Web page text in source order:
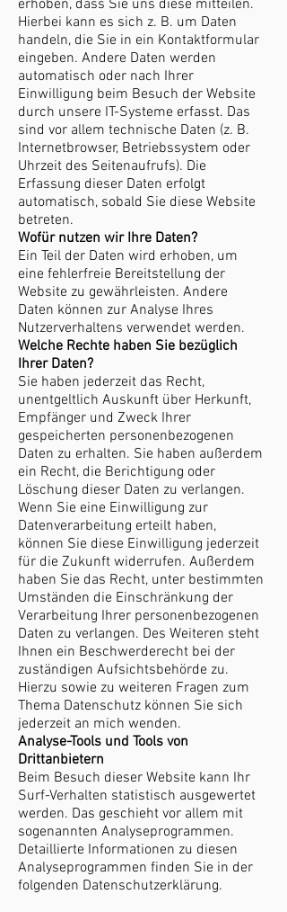
erhoben, dass Sie uns diese mitteilen.
Hierbei kann es sich z. B. um Daten
handeln, die Sie in ein Kontaktformular
eingeben. Andere Daten werden
automatisch oder nach Ihrer
Einwilligung beim Besuch der Website
durch unsere IT-Systeme erfasst. Das
sind vor allem technische Daten (z. B.
Internetbrowser, Betriebssystem oder
Uhrzeit des Seitenaufrufs). Die
Erfassung dieser Daten erfolgt
automatisch, sobald Sie diese Website
betreten.
Wofür nutzen wir Ihre Daten?
Ein Teil der Daten wird erhoben, um
eine fehlerfreie Bereitstellung der
Website zu gewährleisten. Andere
Daten können zur Analyse Ihres
Nutzerverhaltens verwendet werden.
Welche Rechte haben Sie bezüglich
Ihrer Daten?
Sie haben jederzeit das Recht,
unentgeltlich Auskunft über Herkunft,
Empfänger und Zweck Ihrer
gespeicherten personenbezogenen
Daten zu erhalten. Sie haben außerdem
ein Recht, die Berichtigung oder
Löschung dieser Daten zu verlangen.
Wenn Sie eine Einwilligung zur
Datenverarbeitung erteilt haben,
können Sie diese Einwilligung jederzeit
für die Zukunft widerrufen. Außerdem
haben Sie das Recht, unter bestimmten
Umständen die Einschränkung der
Verarbeitung Ihrer personenbezogenen
Daten zu verlangen. Des Weiteren steht
Ihnen ein Beschwerderecht bei der
zuständigen Aufsichtsbehörde zu.
Hierzu sowie zu weiteren Fragen zum
Thema Datenschutz können Sie sich
jederzeit an mich wenden.
Analyse-Tools und Tools von
Drittanbietern
Beim Besuch dieser Website kann Ihr
Surf-Verhalten statistisch ausgewertet
werden. Das geschieht vor allem mit
sogenannten Analyseprogrammen.
Detaillierte Informationen zu diesen
Analyseprogrammen finden Sie in der
folgenden Datenschutzerklärung.